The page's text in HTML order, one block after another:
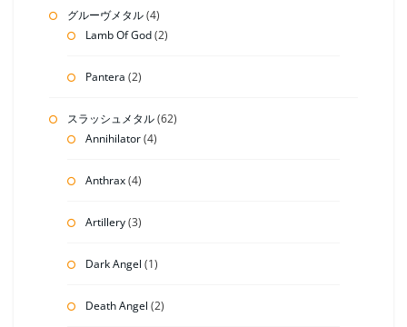
グルーヴメタル(4)
Lamb Of God(2)
Pantera (2)
スラッシュメタル(62)
Annihilator(4)
Anthrax(4)
Artillery(3)
Dark Angel (1)
Death Angel (2)